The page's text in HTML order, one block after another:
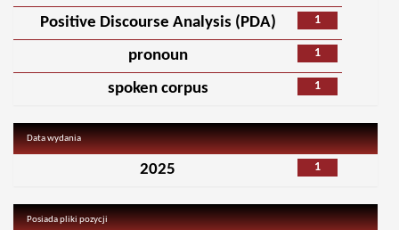
1
Positive Discourse Analysis (PDA)
1
pronoun
1
spoken corpus
Data wydania
1
2025
Posiada pliki pozycji